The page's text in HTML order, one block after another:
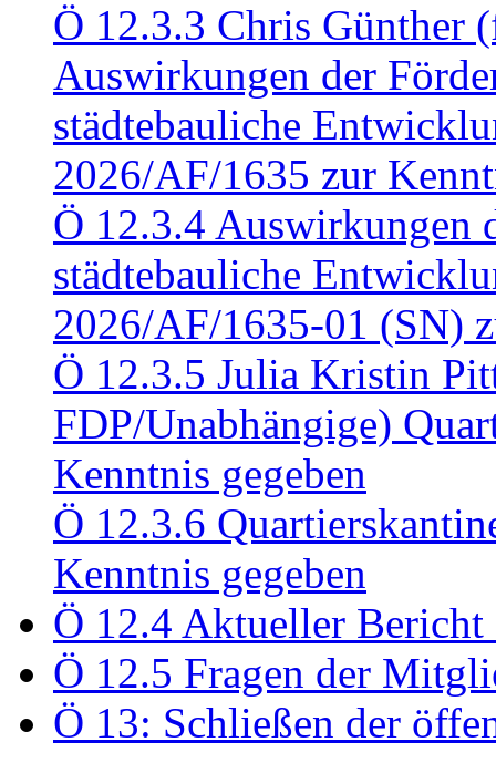
Ö 12.3.3 Chris Günther
Auswirkungen der
städtebauliche
2026/AF/1635 zur
Ö 12.3.4 Auswirkungen
städtebauliche
2026/AF/1635-01 (SN)
Ö 12.3.5 Julia Kristin
FDP/Unabhängige)
Kenntnis gegeben
Ö 12.3.6
Kenntnis gegeben
Ö 12.4 Aktueller Bericht
Ö 12.5 Fragen der
Ö 13: Schließen der